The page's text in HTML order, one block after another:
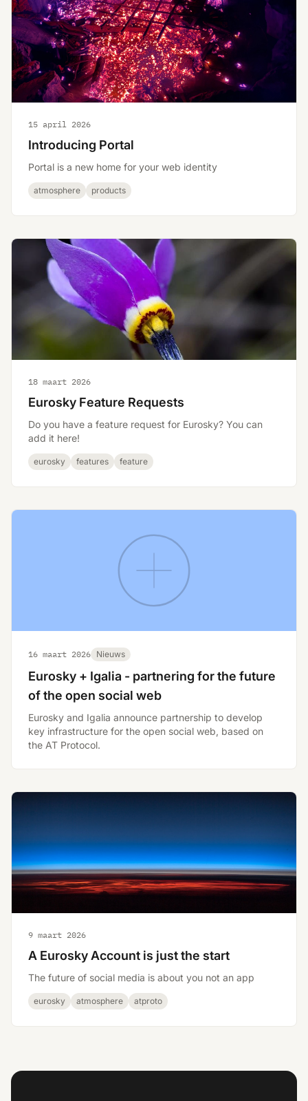
15 april 2026
Introducing Portal
Portal is a new home for your web identity
atmosphere products
18 maart 2026
Eurosky Feature Requests
Do you have a feature request for Eurosky? You can
add it here!
eurosky features feature
16 maart 2026 Nieuws
Eurosky + Igalia - partnering for the future
of the open social web
Eurosky and Igalia announce partnership to develop
key infrastructure for the open social web, based on
the AT Protocol.
9 maart 2026
A Eurosky Account is just the start
The future of social media is about you not an app
eurosky atmosphere atproto